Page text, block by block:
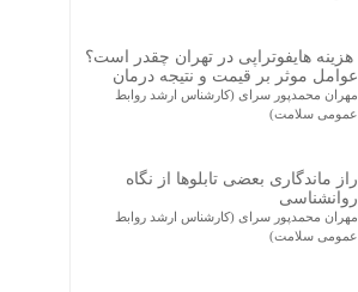
هزینه هایفوتراپی در تهران چقدر است؟
عوامل موثر بر قیمت و نتیجه درمان
مهران محمدپور سرای (کارشناس ارشد روابط
عمومی سلامت)
راز ماندگاری بعضی تابلوها از نگاه
روانشناسی
مهران محمدپور سرای (کارشناس ارشد روابط
عمومی سلامت)